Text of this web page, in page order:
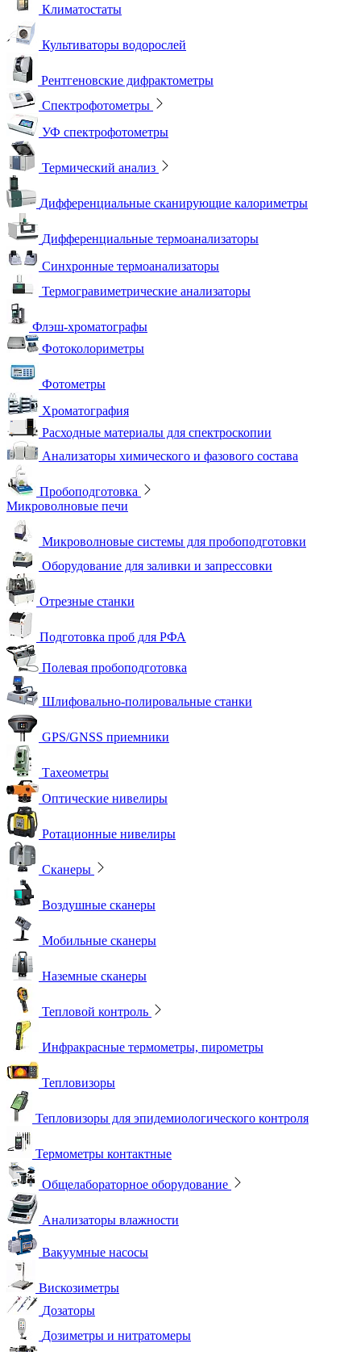
Климатостаты
Культиваторы водорослей
Рентгеновские дифрактометры
Спектрофотометры
УФ спектрофотометры
Термический анализ
Дифференциальные сканирующие калориметры
Дифференциальные термоанализаторы
Синхронные термоанализаторы
Термогравиметрические анализаторы
Флэш-хроматографы
Фотоколориметры
Фотометры
Хроматография
Расходные материалы для спектроскопии
Анализаторы химического и фазового состава
Пробоподготовка
Микроволновые печи
Микроволновые системы для пробоподготовки
Оборудование для заливки и запрессовки
Отрезные станки
Подготовка проб для РФА
Полевая пробоподготовка
Шлифовально-полировальные станки
GPS/GNSS приемники
Тахеометры
Оптические нивелиры
Ротационные нивелиры
Сканеры
Воздушные сканеры
Мобильные сканеры
Наземные сканеры
Тепловой контроль
Инфракрасные термометры, пирометры
Тепловизоры
Тепловизоры для эпидемиологического контроля
Термометры контактные
Общелабораторное оборудование
Анализаторы влажности
Вакуумные насосы
Вискозиметры
Дозаторы
Дозиметры и нитратомеры